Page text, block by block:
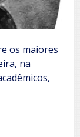
os maiores
na